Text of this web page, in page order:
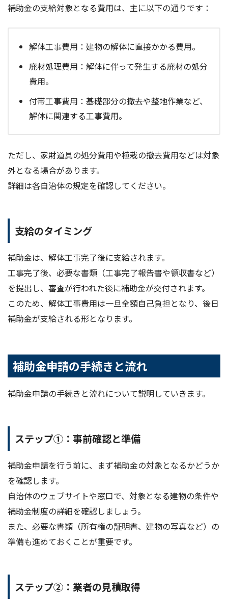
補助金の支給対象となる費用は、主に以下の通りです：
解体工事費用：建物の解体に直接かかる費用。
廃材処理費用：解体に伴って発生する廃材の処分
費用。
付帯工事費用：基礎部分の撤去や整地作業など、
解体に関連する工事費用。
ただし、家財道具の処分費用や植栽の撤去費用などは対象
外となる場合があります。
詳細は各自治体の規定を確認してください。
支給のタイミング
補助金は、解体工事完了後に支給されます。
工事完了後、必要な書類（工事完了報告書や領収書など）
を提出し、審査が行われた後に補助金が交付されます。
このため、解体工事費用は一旦全額自己負担となり、後日
補助金が支給される形となります。
補助金申請の手続きと流れ
補助金申請の手続きと流れについて説明していきます。
ステップ①：事前確認と準備
補助金申請を行う前に、まず補助金の対象となるかどうか
を確認します。
自治体のウェブサイトや窓口で、対象となる建物の条件や
補助金制度の詳細を確認しましょう。
また、必要な書類（所有権の証明書、建物の写真など）の
準備も進めておくことが重要です。
ステップ②：業者の見積取得